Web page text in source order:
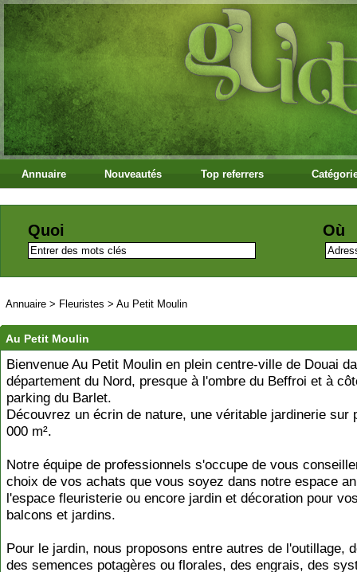
Annuaire Nouveautés Top referrers
Quoi Où
Annuaire > Fleuristes > Au Petit Moulin
Au Petit Moulin
Bienvenue Au Petit Moulin en plein centre-ville de Douai
département du Nord, presque à l'ombre du Beffroi et à
parking du Barlet.
Découvrez un écrin de nature, une véritable jardinerie sur
000 m².
Notre équipe de professionnels s'occupe de vous
choix de vos achats que vous soyez dans notre espace
l'espace fleuristerie ou encore jardin et décoration pour
balcons et jardins.
Pour le jardin, nous proposons entre autres de l'outillage,
des semences potagères ou florales, des engrais, des